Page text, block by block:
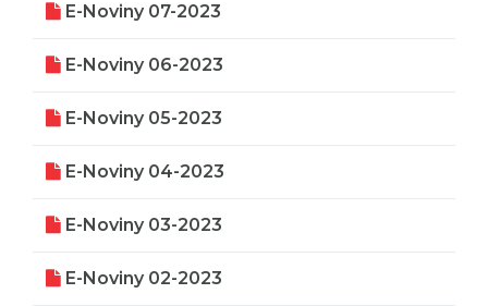
E-Noviny 07-2023
E-Noviny 06-2023
E-Noviny 05-2023
E-Noviny 04-2023
E-Noviny 03-2023
E-Noviny 02-2023